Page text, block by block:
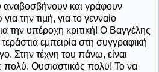
αναβοσβήνουν και γράφουν
την τιμή, για το γενναίο
την υπέροχη κριτική! Ο Βαγγέλης
εμπειρία στη συγγραφική
Στην τέχνη του πάνω, είναι
Ουσιαστικός πολύ! Το να